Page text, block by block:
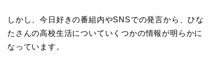
しかし、今日好きの番組内やSNSでの発言から、ひな
たさんの高校生活についていくつかの情報が明らかに
なっています。